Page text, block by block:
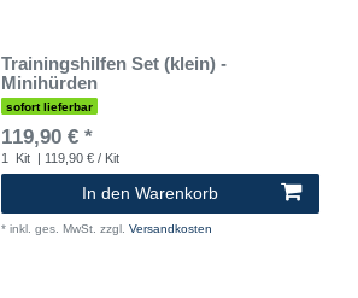
Trainingshilfen Set (klein) -
Minihürden
sofort lieferbar
119,90 € *
1 Kit | 119,90 € / Kit
In den Warenkorb
* inkl. ges. MwSt. zzgl. Versandkosten